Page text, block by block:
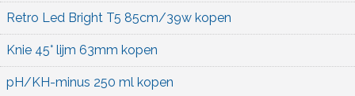
Retro Led Bright T5 85cm/39w kopen
Knie 45° lijm 63mm kopen
pH/KH-minus 250 ml kopen